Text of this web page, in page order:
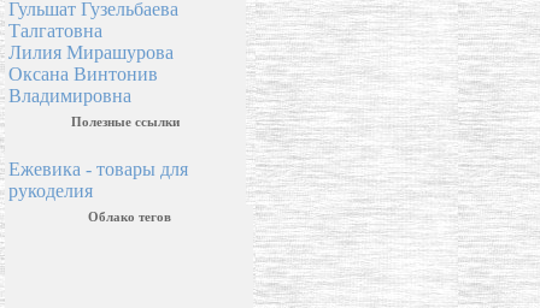
Гульшат Гузельбаева
Талгатовна
Лилия Мирашурова
Оксана Винтонив
Владимировна
Полезные ссылки
Ежевика - товары для
рукоделия
Облако тегов